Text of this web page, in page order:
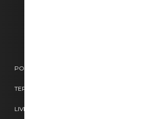
POLÍTICA DE COOKIES
TERMOS E CONDIÇÕES
LIVRO DE RECLAMAÇÕES